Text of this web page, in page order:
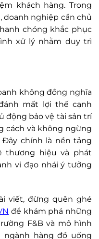
khách hàng. Trong
doanh nghiệp cần chủ
chóng khắc phục
xử lý nhằm duy trì
không đồng nghĩa
mất lợi thế cạnh
động bảo vệ tài sản trí
cách và không ngừng
chính là nền tảng
thương hiệu và phát
vi đạo nhái ý tưởng
viết, đừng quên ghé
để khám phá những
F&B và mô hình
ngành hàng đồ uống